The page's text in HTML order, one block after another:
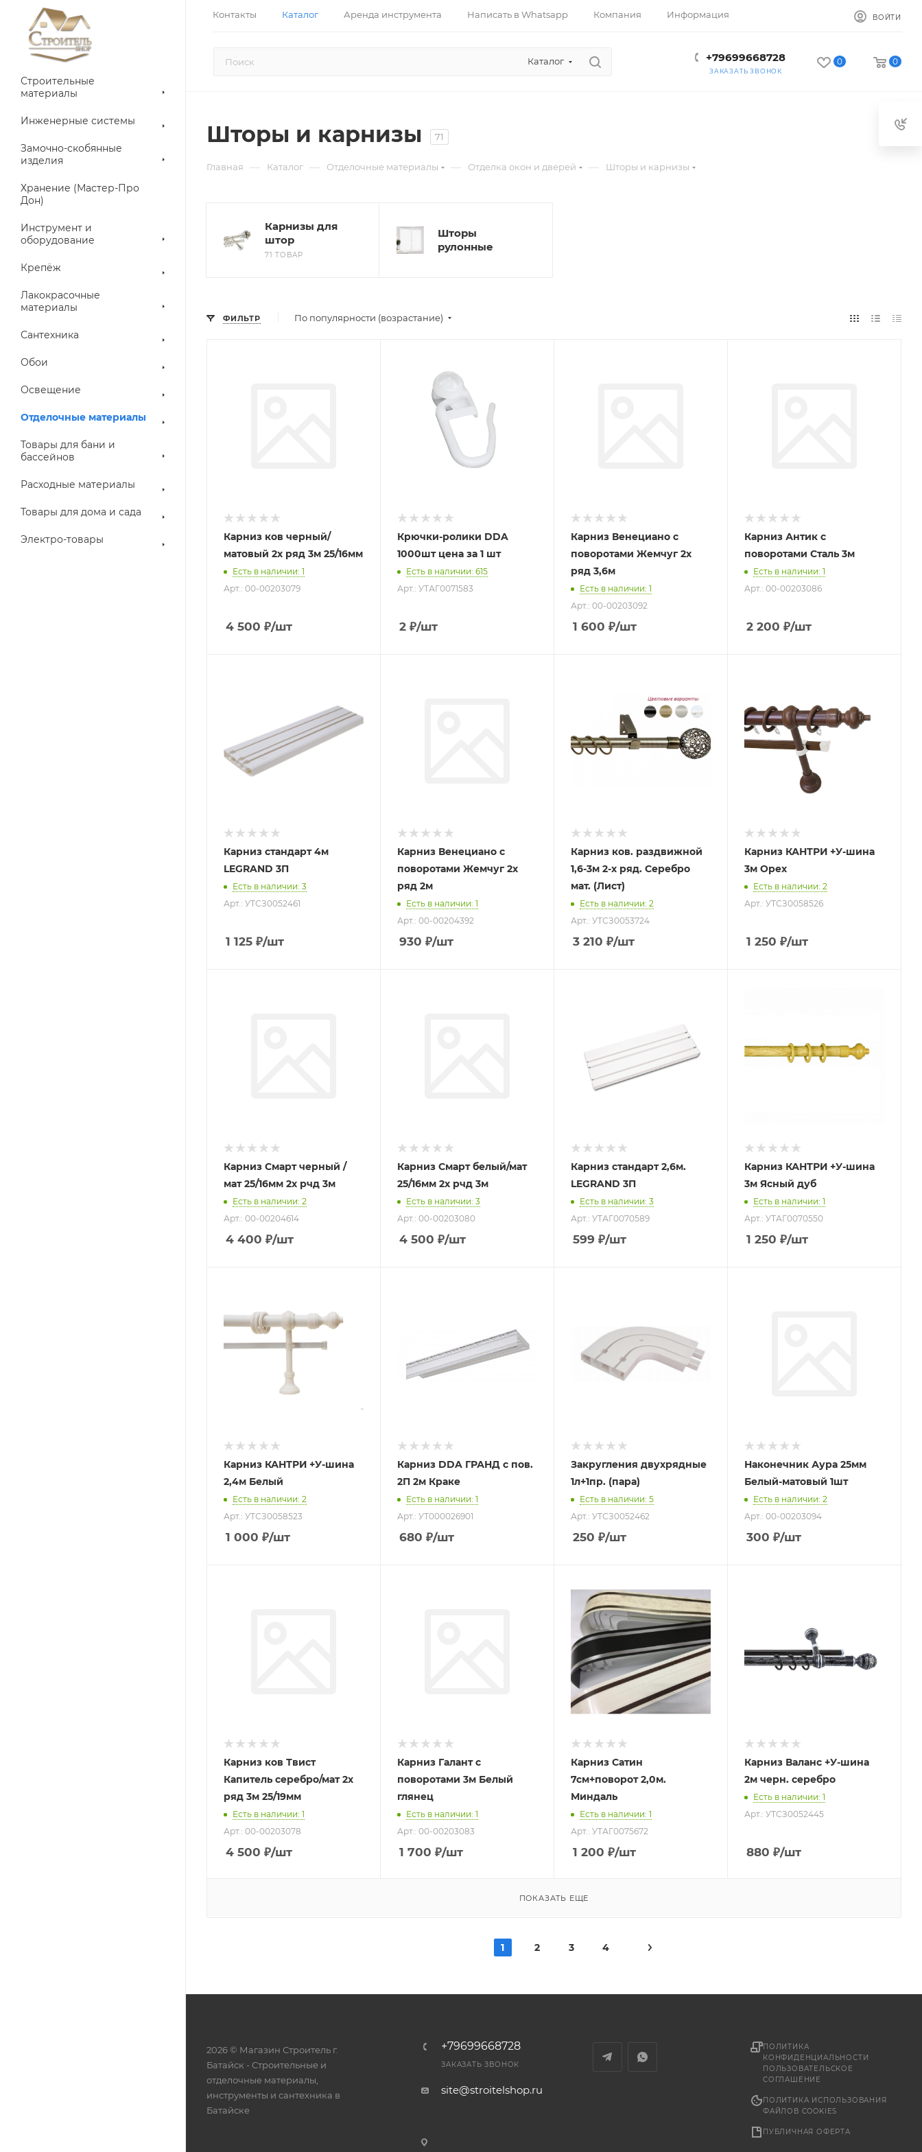
Контакты Каталог Аренда инструмента Написать в Whatsapp Компания Информация ВОЙТИ
Каталог +79699668728
ЗАКАЗАТЬ ЗВОНОК
0 0
Строительные
материалы
Инженерные системы
Замочно-скобянные
изделия
Хранение (Мастер-Про
Дон)
Инструмент и
оборудование
Крепёж
Лакокрасочные
материалы
Сантехника
Обои
Освещение
Отделочные материалы
Товары для бани и
бассейнов
Расходные материалы
Товары для дома и сада
Электро-товары
Шторы и карнизы 71
Главная — Каталог — Отделочные материалы — Отделка окон и дверей — Шторы и карнизы
Карнизы для
штор
71 ТОВАР
Шторы
рулонные
ФИЛЬТР По популярности (возрастание)
Карниз ков черный/
матовый 2х ряд 3м 25/16мм
Есть в наличии: 1
Арт.: 00-00203079
4 500 ₽/шт
Крючки-ролики DDA
1000шт цена за 1 шт
Есть в наличии: 615
Арт.: УТАГ0071583
2 ₽/шт
Карниз Венециано с
поворотами Жемчуг 2х
ряд 3,6м
Есть в наличии: 1
Арт.: 00-00203092
1 600 ₽/шт
Карниз Антик с
поворотами Сталь 3м
Есть в наличии: 1
Арт.: 00-00203086
2 200 ₽/шт
Карниз стандарт 4м
LEGRAND 3П
Есть в наличии: 3
Арт.: УТСЗ0052461
1 125 ₽/шт
Карниз Венециано с
поворотами Жемчуг 2х
ряд 2м
Есть в наличии: 1
Арт.: 00-00204392
930 ₽/шт
Карниз ков. раздвижной
1,6-3м 2-х ряд. Серебро
мат. (Лист)
Есть в наличии: 2
Арт.: УТСЗ0053724
3 210 ₽/шт
Карниз КАНТРИ +У-шина
3м Орех
Есть в наличии: 2
Арт.: УТСЗ0058526
1 250 ₽/шт
Карниз Смарт черный /
мат 25/16мм 2х рчд 3м
Есть в наличии: 2
Арт.: 00-00204614
4 400 ₽/шт
Карниз Смарт белый/мат
25/16мм 2х рчд 3м
Есть в наличии: 3
Арт.: 00-00203080
4 500 ₽/шт
Карниз стандарт 2,6м.
LEGRAND 3П
Есть в наличии: 3
Арт.: УТАГ0070589
599 ₽/шт
Карниз КАНТРИ +У-шина
3м Ясный дуб
Есть в наличии: 1
Арт.: УТАГ0070550
1 250 ₽/шт
Карниз КАНТРИ +У-шина
2,4м Белый
Есть в наличии: 2
Арт.: УТСЗ0058523
1 000 ₽/шт
Карниз DDA ГРАНД с пов.
2П 2м Краке
Есть в наличии: 1
Арт.: УТ000026901
680 ₽/шт
Закругления двухрядные
1л+1пр. (пара)
Есть в наличии: 5
Арт.: УТСЗ0052462
250 ₽/шт
Наконечник Аура 25мм
Белый-матовый 1шт
Есть в наличии: 2
Арт.: 00-00203094
300 ₽/шт
Карниз ков Твист
Капитель серебро/мат 2х
ряд 3м 25/19мм
Есть в наличии: 1
Арт.: 00-00203078
4 500 ₽/шт
Карниз Галант с
поворотами 3м Белый
глянец
Есть в наличии: 1
Арт.: 00-00203083
1 700 ₽/шт
Карниз Сатин
7см+поворот 2,0м.
Миндаль
Есть в наличии: 1
Арт.: УТАГ0075672
1 200 ₽/шт
Карниз Валанс +У-шина
2м черн. серебро
Есть в наличии: 1
Арт.: УТСЗ0052445
880 ₽/шт
ПОКАЗАТЬ ЕЩЕ
1 2 3 4
2026 © Магазин Строитель г.
Батайск - Cтроительные и
отделочные материалы,
инструменты и сантехника в
Батайске
+79699668728
ЗАКАЗАТЬ ЗВОНОК
site@stroitelshop.ru
ПОЛИТИКА
КОНФИДЕНЦИАЛЬНОСТИ
ПОЛЬЗОВАТЕЛЬСКОЕ
СОГЛАШЕНИЕ
ПОЛИТИКА ИСПОЛЬЗОВАНИЯ
ФАЙЛОВ COOKIES
ПУБЛИЧНАЯ ОФЕРТА